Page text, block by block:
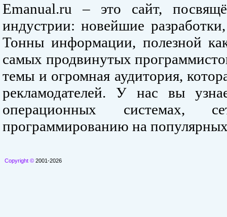
Emanual.ru – это сайт,
индустрии: новейшие
Тонны информации, полезной
самых продвинутых
темы и огромная аудитория,
рекламодателей. У нас вы
операционных системах,
программированию на
Copyright © 2001-2026